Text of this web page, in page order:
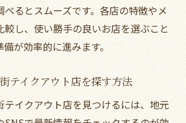
べるとスムーズです。各店の特徴やメ
較し、使い勝手の良いお店を選ぶこと
が効率的に進みます。
テイクアウト店を探す方法
テイクアウト店を見つけるには、地元